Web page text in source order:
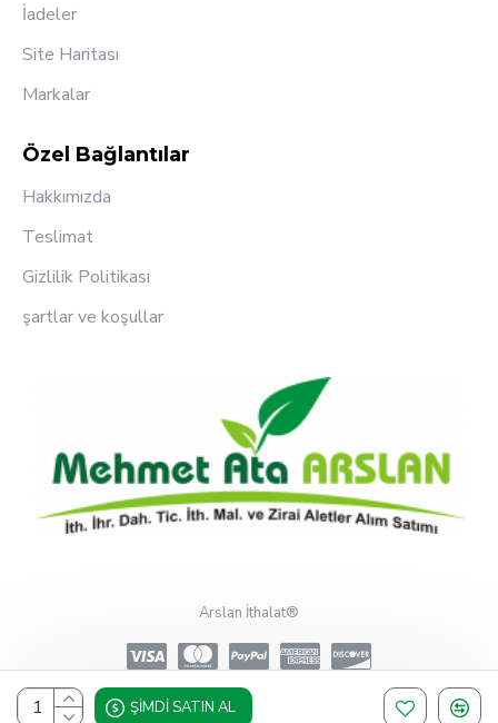
ŞIMDI SATIN AL
İadeler
Site Haritası
Markalar
Özel Bağlantılar
Hakkımızda
Teslimat
Gizlilik Politikası
şartlar ve koşullar
Arslan İthalat®